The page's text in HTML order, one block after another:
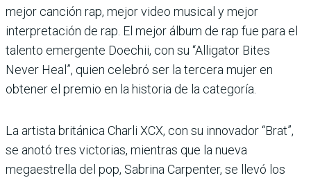
mejor canción rap, mejor video musical y mejor
interpretación de rap. El mejor álbum de rap fue para el
talento emergente Doechii, con su “Alligator Bites
Never Heal”, quien celebró ser la tercera mujer en
obtener el premio en la historia de la categoría.
La artista británica Charli XCX, con su innovador “Brat”,
se anotó tres victorias, mientras que la nueva
megaestrella del pop, Sabrina Carpenter, se llevó los